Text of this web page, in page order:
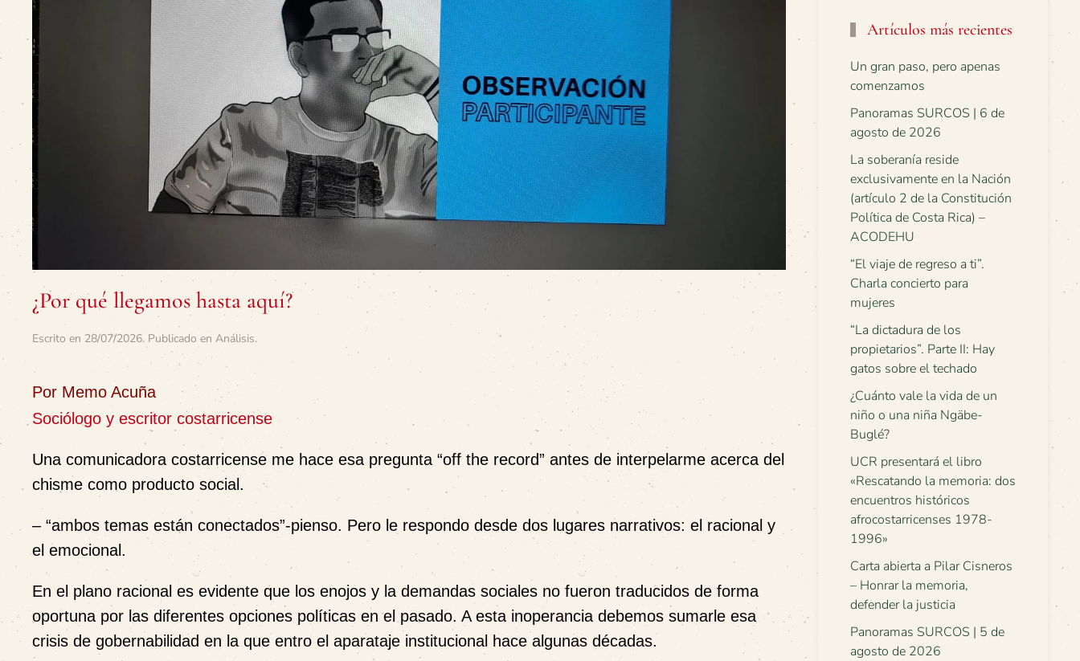
¿Por qué llegamos hasta aquí?
Escrito en 28/07/2026. Publicado en Análisis.
Por Memo Acuña
Sociólogo y escritor costarricense
Una comunicadora costarricense me hace esa pregunta “off the record” antes de interpelarme acerca del
chisme como producto social.
– “ambos temas están conectados”-pienso. Pero le respondo desde dos lugares narrativos: el racional y
el emocional.
En el plano racional es evidente que los enojos y la demandas sociales no fueron traducidos de forma
oportuna por las diferentes opciones políticas en el pasado. A esta inoperancia debemos sumarle esa
crisis de gobernabilidad en la que entro el aparataje institucional hace algunas décadas.
Artículos más recientes
Un gran paso, pero apenas
comenzamos
Panoramas SURCOS | 6 de
agosto de 2026
La soberanía reside
exclusivamente en la Nación
(artículo 2 de la Constitución
Política de Costa Rica) –
ACODEHU
“El viaje de regreso a ti”.
Charla concierto para
mujeres
“La dictadura de los
propietarios”. Parte II: Hay
gatos sobre el techado
¿Cuánto vale la vida de un
niño o una niña Ngäbe-
Buglé?
UCR presentará el libro
«Rescatando la memoria: dos
encuentros históricos
afrocostarricenses 1978-
1996»
Carta abierta a Pilar Cisneros
– Honrar la memoria,
defender la justicia
Panoramas SURCOS | 5 de
agosto de 2026